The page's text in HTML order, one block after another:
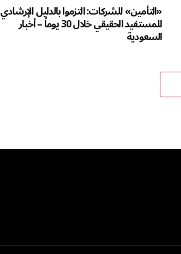
«التأمين» للشركات: التزموا بالدليل الإرشادي
للمستفيد الحقيقي خلال 30 يوماً – أخبار
السعودية